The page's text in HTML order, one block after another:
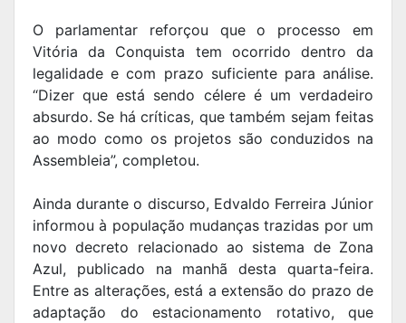
O parlamentar reforçou que o processo em
Vitória da Conquista tem ocorrido dentro da
legalidade e com prazo suficiente para análise.
“Dizer que está sendo célere é um verdadeiro
absurdo. Se há críticas, que também sejam feitas
ao modo como os projetos são conduzidos na
Assembleia”, completou.
Ainda durante o discurso, Edvaldo Ferreira Júnior
informou à população mudanças trazidas por um
novo decreto relacionado ao sistema de Zona
Azul, publicado na manhã desta quarta-feira.
Entre as alterações, está a extensão do prazo de
adaptação do estacionamento rotativo, que